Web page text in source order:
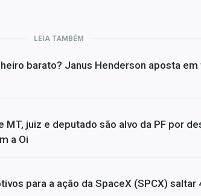
LEIA TAMBÉM
barato? Janus Henderson aposta
MT, juiz e deputado são alvo da PF por
a Oi
para a ação da SpaceX (SPCX) saltar